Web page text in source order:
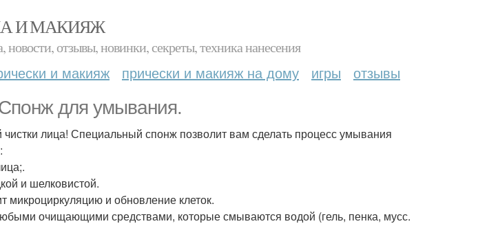
И МАКИЯЖ
отзывы, новинки, секреты, техника нанесения
и макияж прически и макияж на дому игры отзывы
для умывания.
чистки лица! Специальный спонж позволит вам сделать процесс умывания
и шелковистой.
микроциркуляцию и обновление клеток.
очищающими средствами, которые смываются водой (гель, пенка, мусс.